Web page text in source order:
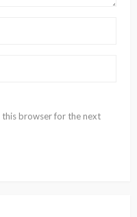
this browser for the next